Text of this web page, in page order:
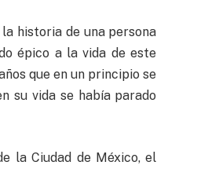
historia de una persona
épico a la vida de este
que en un principio se
su vida se había parado
la Ciudad de México, el